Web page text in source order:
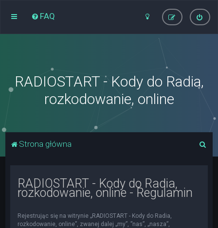
FAQ
RADIOSTART - Kody do Radia,
rozkodowanie, online
Strona główna
RADIOSTART - Kody do Radia,
rozkodowanie, online - Regulamin
Rejestrując się na witrynie „RADIOSTART - Kody do Radia,
rozkodowanie, online”, zwanej dalej „my”, ”nas”, „nasza”,